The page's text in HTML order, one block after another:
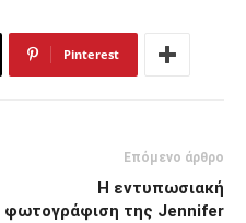
Pinterest
Επόμενο άρθρο
H εντυπωσιακή
φωτογράφιση της Jennifer